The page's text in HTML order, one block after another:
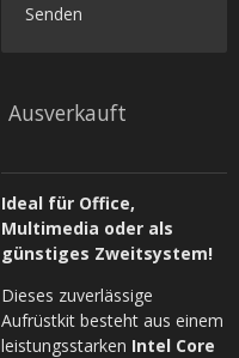
Senden
Ausverkauft
Ideal für Office,
Multimedia oder als
günstiges Zweitsystem!
Dieses zuverlässige
Aufrüstkit besteht aus einem
leistungsstarken Intel Core